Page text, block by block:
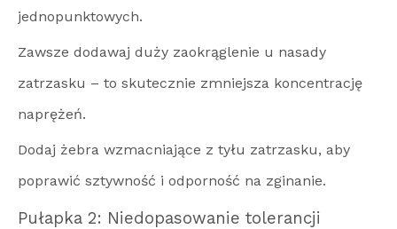
jednopunktowych.
Zawsze dodawaj duży zaokrąglenie u nasady
zatrzasku – to skutecznie zmniejsza koncentrację
naprężeń.
Dodaj żebra wzmacniające z tyłu zatrzasku, aby
poprawić sztywność i odporność na zginanie.
Pułapka 2: Niedopasowanie tolerancji